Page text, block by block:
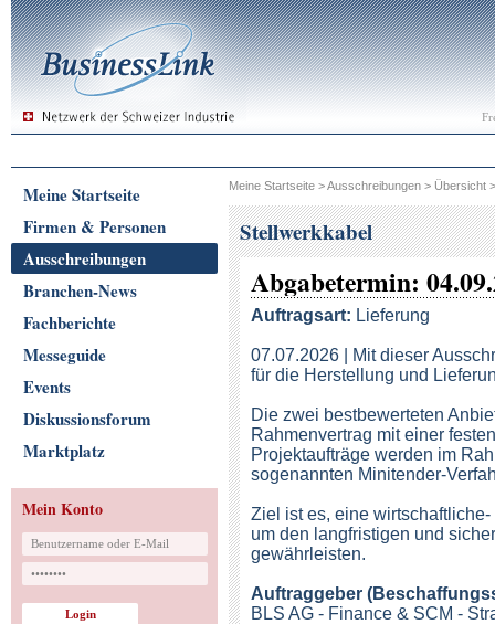
Meine Startseite
Firmen & Personen
Ausschreibungen
Branchen-News
Fachberichte
Messeguide
Events
Diskussionsforum
Marktplatz
Mein Konto
Meine Startseite >Ausschreibungen > Übersicht
Stellwerkkabel
Abgabetermin:
Auftragsart: Lieferung
07.07.2026 | Mit dieser
für die Herstellung und
Die zwei bestbewerteten
Rahmenvertrag mit einer
Projektaufträge werden im
sogenannten Minitender-
Ziel ist es, eine
um den langfristigen und
gewährleisten.
Auftraggeber
BLS AG - Finance & SCM -